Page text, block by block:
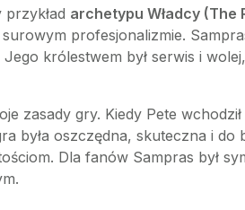
archetypu Władcy (The
profesjonalizmie.
królestwem był serwis i
zasady gry. Kiedy Pete
była oszczędna, skuteczna i
Dla fanów Sampras był